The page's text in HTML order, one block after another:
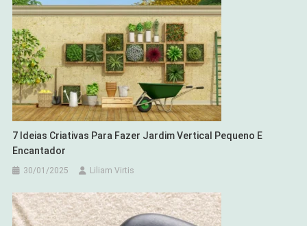
7 Ideias Criativas Para Fazer Jardim Vertical Pequeno E
Encantador
30/01/2025 Liliam Virtis